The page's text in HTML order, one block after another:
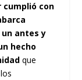
cumplió con
antes y
hecho
que